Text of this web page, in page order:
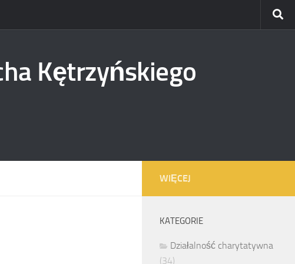
Kętrzyńskiego
WIĘCEJ
KATEGORIE
Działalność charytatywna
(34)